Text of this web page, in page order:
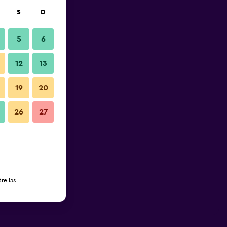
S D
5 6
12 13
19 20
26 27